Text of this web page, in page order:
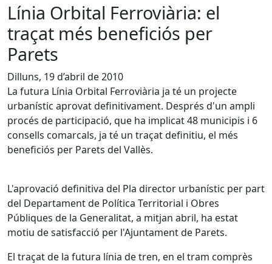
Línia Orbital Ferroviària: el
traçat més beneficiós per
Parets
Dilluns, 19 d’abril de 2010
La futura Línia Orbital Ferroviària ja té un projecte
urbanístic aprovat definitivament. Després d'un ampli
procés de participació, que ha implicat 48 municipis i 6
consells comarcals, ja té un traçat definitiu, el més
beneficiós per Parets del Vallès.
L'aprovació definitiva del Pla director urbanístic per part
del Departament de Política Territorial i Obres
Públiques de la Generalitat, a mitjan abril, ha estat
motiu de satisfacció per l'Ajuntament de Parets.
El traçat de la futura línia de tren, en el tram comprès